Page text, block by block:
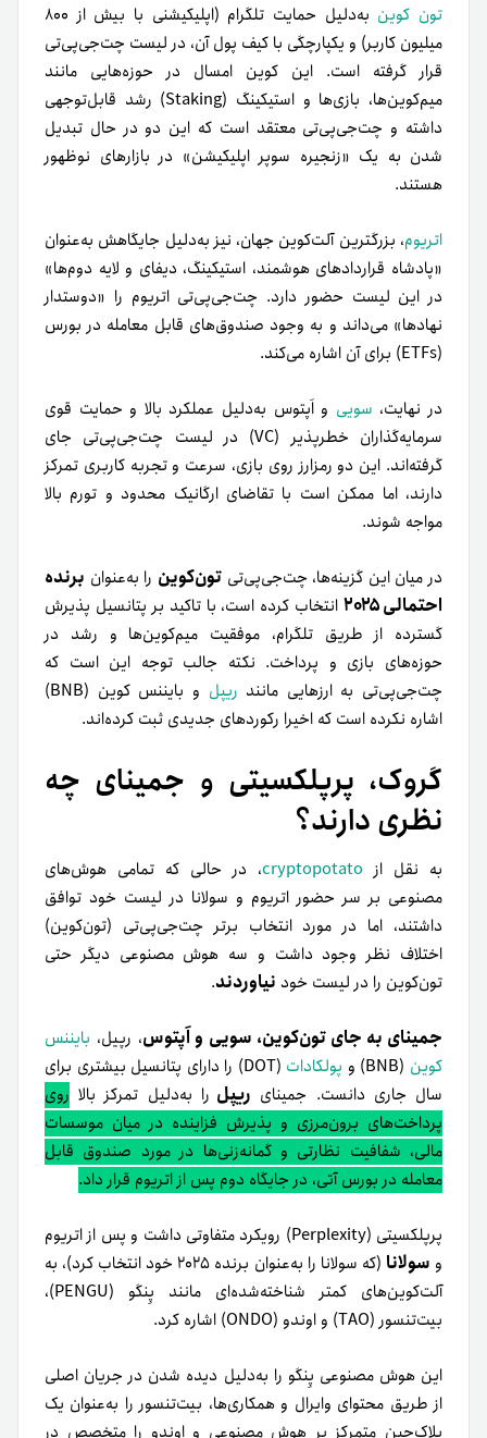
تون کوین
به‌دلیل حمایت تلگرام (اپلیکیشنی با بیش از ۸۰۰
میلیون کاربر) و یکپارچگی با کیف پول آن، در لیست چت‌جی‌پی‌تی
قرار گرفته است. این کوین امسال در حوزه‌هایی مانند
میم‌کوین‌ها، بازی‌ها و استیکینگ (Staking) رشد قابل‌توجهی
داشته و چت‌جی‌پی‌تی معتقد است که این دو در حال تبدیل
شدن به یک «زنجیره سوپر اپلیکیشن» در بازارهای نوظهور
هستند.
اتریوم، بزرگترین آلت‌کوین جهان، نیز به‌دلیل جایگاهش به‌عنوان
«پادشاه قراردادهای هوشمند، استیکینگ، دیفای و لایه دوم‌ها»
در این لیست حضور دارد. چت‌جی‌پی‌تی اتریوم را «دوستدار
نهادها» می‌داند و به وجود صندوق‌های قابل معامله در بورس
(ETFs) برای آن اشاره می‌کند.
در نهایت، سویی و اَپتوس به‌دلیل عملکرد بالا و حمایت قوی
سرمایه‌گذاران خطرپذیر (VC) در لیست چت‌جی‌پی‌تی جای
گرفته‌اند. این دو رمزارز روی بازی، سرعت و تجربه کاربری تمرکز
دارند، اما ممکن است با تقاضای ارگانیک محدود و تورم بالا
مواجه شوند.
در میان این گزینه‌ها، چت‌جی‌پی‌تیتون‌کوین را به‌عنوان برنده
احتمالی ۲۰۲۵
انتخاب کرده است، با تاکید بر پتانسیل پذیرش
گسترده از طریق تلگرام، موفقیت میم‌کوین‌ها و رشد در
حوزه‌های بازی و پرداخت. نکته جالب توجه این است که
چت‌جی‌پی‌تی به ارزهایی مانند ریپل
و بایننس کوین (BNB)
اشاره نکرده است که اخیرا رکوردهای جدیدی ثبت کرده‌اند.
گروک، پرپلکسیتی و جمینای چه
نظری دارند؟
به نقل از cryptopotato، در حالی که تمامی هوش‌های
مصنوعی‌ بر سر حضور اتریوم و سولانا در لیست خود توافق
داشتند، اما در مورد انتخاب برتر چت‌جی‌پی‌تی (تون‌کوین)
اختلاف نظر وجود داشت و سه هوش مصنوعی دیگر حتی
تون‌کوین را در لیست خود نیاوردند.
جمینای به جای تون‌کوین، سویی و اَپتوس، رپیل، بایننس
کوین (BNB) و پولکادات
(DOT) را دارای پتانسیل بیشتری برای
سال جاری دانست. جمینای ریپل را به‌دلیل تمرکز بالا روی
پرداخت‌های برون‌مرزی و پذیرش فزاینده در میان موسسات
مالی، شفافیت نظارتی و گمانه‌زنی‌ها در مورد صندوق قابل
معامله در بورس آتی، در جایگاه دوم پس از اتریوم قرار داد.
پرپلکسیتی (Perplexity) رویکرد متفاوتی داشت و پس از اتریوم
و سولانا
(که سولانا را به‌عنوان برنده ۲۰۲۵ خود انتخاب کرد)، به
آلت‌کوین‌های کمتر شناخته‌شده‌ای مانند پِنگو (PENGU)،
بیت‌تنسور (TAO) و اوندو (ONDO) اشاره کرد.
این هوش مصنوعی پِنگو را به‌دلیل دیده شدن در جریان اصلی
از طریق محتوای وایرال و همکاری‌ها، بیت‌تنسور را به‌عنوان یک
بلاک‌چین متمرکز بر هوش مصنوعی و اوندو را متخصص در